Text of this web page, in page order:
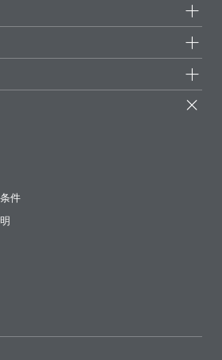
した水系用ピグメントコンセント
言語
英語
用した水系、透明酸化鉄の赤
用した水系用ピグメントコンセント
件